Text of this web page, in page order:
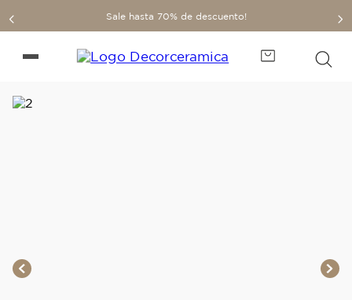
Sale hasta 70% de descuento!